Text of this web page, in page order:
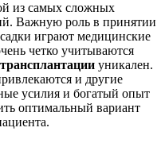
из самых сложных
Важную роль в принятии
играют медицинские
четко учитываются
трансплантации уникален.
и другие
усилия и богатый опыт
оптимальный вариант